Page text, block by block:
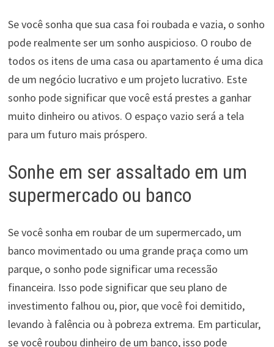
Se você sonha que sua casa foi roubada e vazia, o sonho
pode realmente ser um sonho auspicioso. O roubo de
todos os itens de uma casa ou apartamento é uma dica
de um negócio lucrativo e um projeto lucrativo. Este
sonho pode significar que você está prestes a ganhar
muito dinheiro ou ativos. O espaço vazio será a tela
para um futuro mais próspero.
Sonhe em ser assaltado em um
supermercado ou banco
Se você sonha em roubar de um supermercado, um
banco movimentado ou uma grande praça como um
parque, o sonho pode significar uma recessão
financeira. Isso pode significar que seu plano de
investimento falhou ou, pior, que você foi demitido,
levando à falência ou à pobreza extrema. Em particular,
se você roubou dinheiro de um banco, isso pode